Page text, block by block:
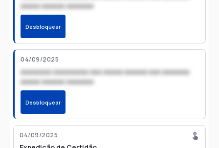
xxxxx xxxxxx xxxxxxx
Desbloquear
04/09/2025
xxxxxxxx xxxxxxxxx xxx xxxxx xxxxxx xxx xxxxxxx
xxxxx xxxxxx xxxxxxx
Desbloquear
04/09/2025